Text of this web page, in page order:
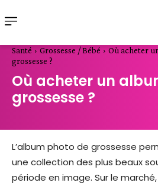
Santé Grossesse / Bébé
Où acheter
grossesse ?
Où acheter un
grossesse ?
L’album photo de grossesse
une collection des plus beaux
période en image. Sur le